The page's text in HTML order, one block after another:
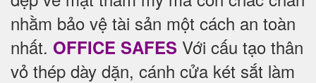
nhằm bảo vệ tài sản một cách an toàn
nhất. OFFICE SAFES Với cấu tạo thân
vỏ thép dày dặn, cánh cửa két sắt làm